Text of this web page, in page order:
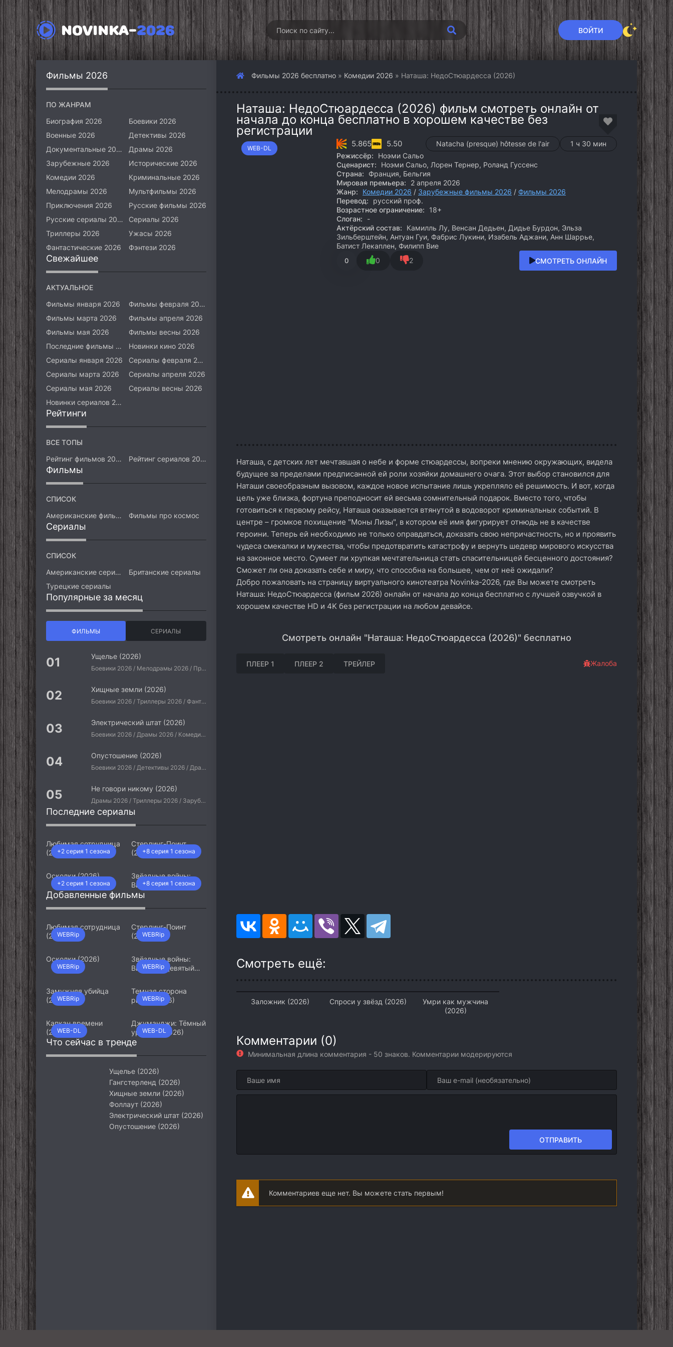
NOVINKA-2026 ВОЙТИ
Фильмы 2026 бесплатно » Комедии 2026 » Наташа: НедоСтюардесса (2026)
Наташа: НедоСтюардесса (2026) фильм смотреть онлайн от
начала до конца бесплатно в хорошем качестве без
регистрации
WEB-DL 5.865 5.50 Natacha (presque) hôtesse de l'air
1 ч 30 мин
Режиссёр:
Ноэми Сальо
Сценарист:
Ноэми Сальо, Лорен Тернер, Роланд Гуссенс
Страна:
Франция, Бельгия
Мировая премьера:
2 апреля 2026
Жанр:
Комедии 2026 / Зарубежные фильмы 2026 / Фильмы 2026
Перевод:
русский проф.
Возрастное ограничение:
18+
Слоган:
-
Актёрский состав:
Камилль Лу, Венсан Дедьен, Дидье Бурдон, Эльза
Зильберштейн, Антуан Гуи, Фабрис Лукини, Изабель Аджани, Анн Шаррье,
Батист Лекаплен, Филипп Вие
0 0 2 СМОТРЕТЬ ОНЛАЙН
Наташа, с детских лет мечтавшая о небе и форме стюардессы, вопреки мнению окружающих, видела
будущее за пределами предписанной ей роли хозяйки домашнего очага. Этот выбор становился для
Наташи своеобразным вызовом, каждое новое испытание лишь укрепляло её решимость. И вот, когда
цель уже близка, фортуна преподносит ей весьма сомнительный подарок. Вместо того, чтобы
готовиться к первому рейсу, Наташа оказывается втянутой в водоворот криминальных событий. В
центре – громкое похищение "Моны Лизы", в котором её имя фигурирует отнюдь не в качестве
героини. Теперь ей необходимо не только оправдаться, доказать свою непричастность, но и проявить
чудеса смекалки и мужества, чтобы предотвратить катастрофу и вернуть шедевр мирового искусства
на законное место. Сумеет ли хрупкая мечтательница стать спасительницей бесценного достояния?
Сможет ли она доказать себе и миру, что способна на большее, чем от неё ожидали?
Добро пожаловать на страницу виртуального кинотеатра Novinka-2026, где Вы можете смотреть
Наташа: НедоСтюардесса (фильм 2026) онлайн от начала до конца бесплатно с лучшей озвучкой в
хорошем качестве HD и 4K без регистрации на любом девайсе.
Смотреть онлайн "Наташа: НедоСтюардесса (2026)" бесплатно
ПЛЕЕР 1 ПЛЕЕР 2 ТРЕЙЛЕР Жалоба
Смотреть ещё:
Заложник (2026) Спроси у звёзд (2026)
Умри как мужчина
(2026)
Комментарии (0)
Минимальная длина комментария - 50 знаков. Комментарии модерируются
ОТПРАВИТЬ
Комментариев еще нет. Вы можете стать первым!
Фильмы 2026
ПО ЖАНРАМ
Биография 2026
Боевики 2026
Военные 2026
Детективы 2026
Документальные 2026
Драмы 2026
Зарубежные 2026
Исторические 2026
Комедии 2026
Криминальные 2026
Мелодрамы 2026
Мультфильмы 2026
Приключения 2026
Русские фильмы 2026
Русские сериалы 2026
Сериалы 2026
Триллеры 2026
Ужасы 2026
Фантастические 2026
Фэнтези 2026
Свежайшее
АКТУАЛЬНОЕ
Фильмы января 2026
Фильмы февраля 2026
Фильмы марта 2026
Фильмы апреля 2026
Фильмы мая 2026
Фильмы весны 2026
Последние фильмы 2026
Новинки кино 2026
Сериалы января 2026
Сериалы февраля 2026
Сериалы марта 2026
Сериалы апреля 2026
Сериалы мая 2026
Сериалы весны 2026
Новинки сериалов 2026
Рейтинги
ВСЕ ТОПЫ
Рейтинг фильмов 2026
Рейтинг сериалов 2026
Фильмы
СПИСОК
Американские фильмы
Фильмы про космос
Сериалы
СПИСОК
Американские сериалы
Британские сериалы
Турецкие сериалы
Популярные за месяц
ФИЛЬМЫ СЕРИАЛЫ
Ущелье (2026)
Боевики 2026 / Мелодрамы 2026 / Приключения 2026 / Ужасы 2026 / Фантастические 2026 / Зарубежные фильмы 2026 / Американские фильмы / Фильмы 2026
Хищные земли (2026)
Боевики 2026 / Триллеры 2026 / Фантастические 2026 / Зарубежные фильмы 2026 / Американские фильмы / Фильмы 2026
Электрический штат (2026)
Боевики 2026 / Драмы 2026 / Комедии 2026 / Приключения 2026 / Фантастические 2026 / Зарубежные фильмы 2026 / Американские фильмы / Фильмы 2026
Опустошение (2026)
Боевики 2026 / Детективы 2026 / Драмы 2026 / Криминальные фильмы 2026 / Триллеры 2026 / Зарубежные фильмы 2026 / Американские фильмы / Фильмы 2026
Не говори никому (2026)
Драмы 2026 / Триллеры 2026 / Зарубежные фильмы 2026 / Американские фильмы / Фильмы 2026
Последние сериалы
+2 серия 1 сезона
Любимая сотрудница
(2026)
+8 серия 1 сезона
Стерлинг-Поинт
(2026)
+2 серия 1 сезона
Осколки (2026)
+8 серия 1 сезона
Звёздные войны:
Видения. Девятый
джедай (2026)
Добавленные фильмы
WEBRip
Любимая сотрудница
(2026)
WEBRip
Стерлинг-Поинт
(2026)
WEBRip
Осколки (2026)
WEBRip
Звёздные войны:
Видения. Девятый
WEBRip
Замужняя убийца
(2026)
WEBRip
Темная сторона
ринга (2026)
WEB-DL
Капкан времени
(2026)
WEB-DL
Джуманджи: Тёмный
уровень (2026)
Что сейчас в тренде
Ущелье (2026)
Гангстерленд (2026)
Хищные земли (2026)
Фоллаут (2026)
Электрический штат (2026)
Опустошение (2026)